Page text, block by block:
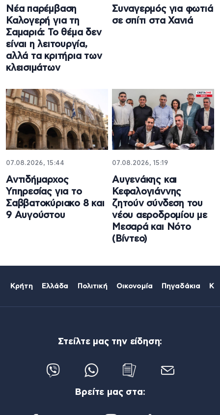
Νέα παρέμβαση
Καλογερή για τη
Σαμαριά: Το θέμα δεν
είναι η λειτουργία,
αλλά τα κριτήρια των
κλεισιμάτων
Συναγερμός για φωτιά
σε σπίτι στα Χανιά
07.08.2026, 15:44
Αντιδήμαρχος
Υπηρεσίας για το
Σαββατοκύριακο 8 και
9 Αυγούστου
07.08.2026, 15:19
Αυγενάκης και
Κεφαλογιάννης
ζητούν σύνδεση του
νέου αεροδρομίου με
Μεσαρά και Νότο
(Βίντεο)
Κρήτη Ελλάδα Πολιτική Οικονομία Πηγαδάκια
Στείλτε μας την είδηση:
Βρείτε μας στα: